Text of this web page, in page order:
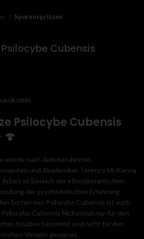
Sporenspritzen
Cubensis
Psilocybe Cubensis
wurde nach dem berühmten
und Akademiker Terence McKenna
im Bereich der ethnobotanischen
der psychedelischen Erfahrung
Sorten von Psilocybe Cubensis ist auch
Cubensis McKennaii nur für den
Studien bestimmt und nicht für den
Verzehr geeignet.